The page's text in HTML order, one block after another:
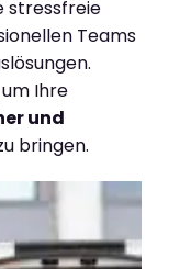
stressfreie
Teams
Ihre
und
bringen.